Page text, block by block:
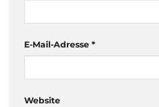
E-Mail-Adresse *
Website